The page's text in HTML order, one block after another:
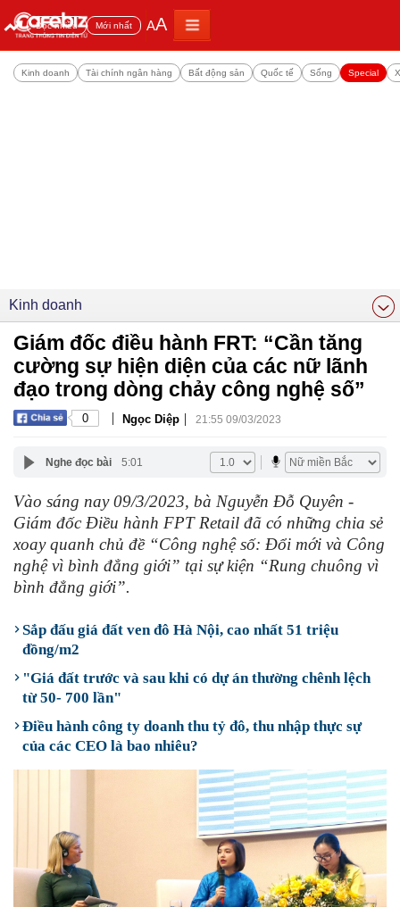
Đọc nhiều Mới nhất AA
Kinh doanh Tài chính ngân hàng Bất động sản Quốc tế Sống Special
Kinh doanh
Giám đốc điều hành FRT: “Cần tăng
cường sự hiện diện của các nữ lãnh
đạo trong dòng chảy công nghệ số”
0 | Ngọc Diệp | 21:55 09/03/2023
Nghe đọc bài 5:01
Vào sáng nay 09/3/2023, bà Nguyễn Đỗ Quyên -
Giám đốc Điều hành FPT Retail đã có những chia sẻ
xoay quanh chủ đề “Công nghệ số: Đổi mới và Công
nghệ vì bình đẳng giới” tại sự kiện “Rung chuông vì
bình đẳng giới”.
Sắp đấu giá đất ven đô Hà Nội, cao nhất 51 triệu
đồng/m2
"Giá đất trước và sau khi có dự án thường chênh lệch
từ 50- 700 lần"
Điều hành công ty doanh thu tỷ đô, thu nhập thực sự
của các CEO là bao nhiêu?